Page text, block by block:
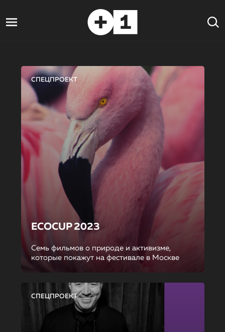
СПЕЦПРОЕКТ
ECOCUP 2023
Семь фильмов о природе и активизме,
которые покажут на фестивале в Москве
СПЕЦПРОЕКТ